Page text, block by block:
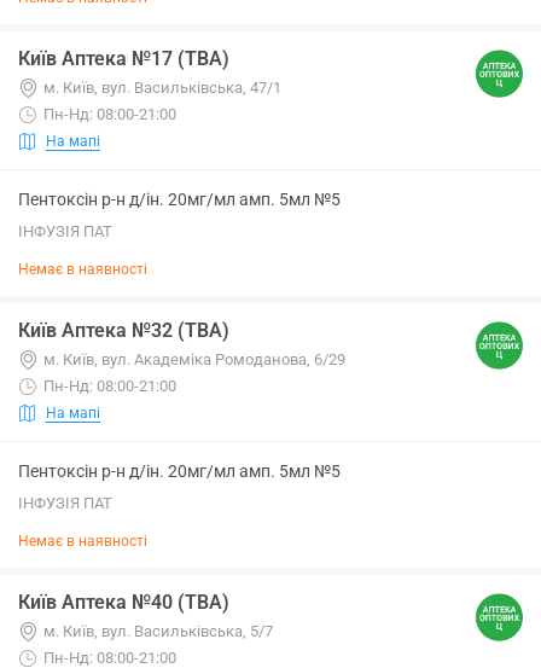
Київ Аптека №17 (ТВА)
м. Київ, вул. Васильківська, 47/1
Пн-Нд: 08:00-21:00
На мапі
Пентоксін р-н д/ін. 20мг/мл амп. 5мл №5
ІНФУЗІЯ ПАТ
Немає в наявності
Київ Аптека №32 (ТВА)
м. Київ, вул. Академіка Ромоданова, 6/29
Пн-Нд: 08:00-21:00
На мапі
Пентоксін р-н д/ін. 20мг/мл амп. 5мл №5
ІНФУЗІЯ ПАТ
Немає в наявності
Київ Аптека №40 (ТВА)
м. Київ, вул. Васильківська, 5/7
Пн-Нд: 08:00-21:00